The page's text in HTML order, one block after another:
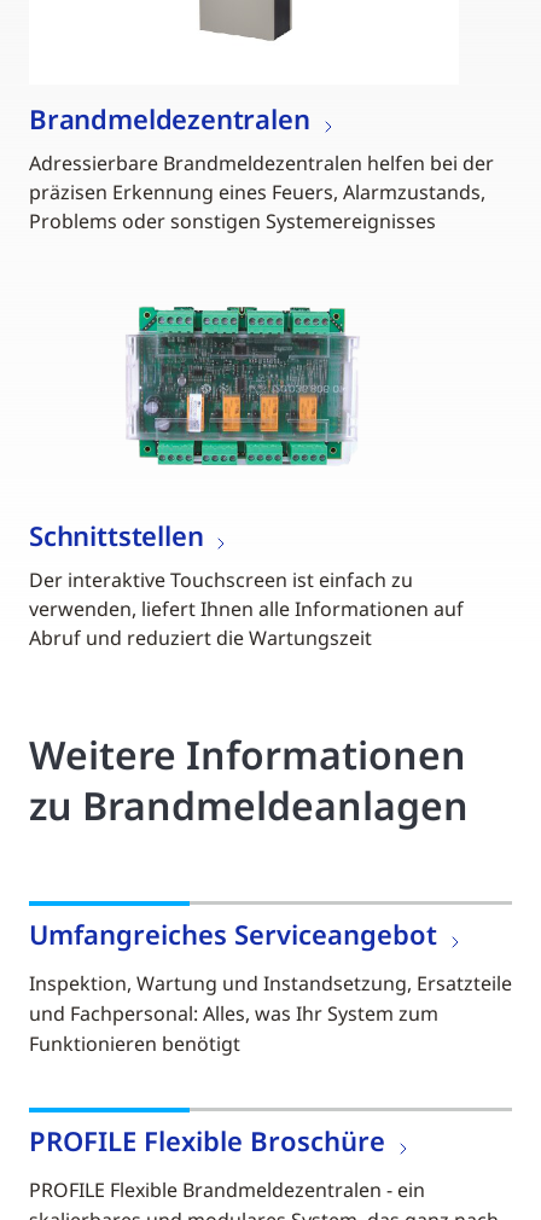
Brandmeldezentralen
Adressierbare Brandmeldezentralen helfen bei der
präzisen Erkennung eines Feuers, Alarmzustands,
Problems oder sonstigen Systemereignisses
Schnittstellen
Der interaktive Touchscreen ist einfach zu
verwenden, liefert Ihnen alle Informationen auf
Abruf und reduziert die Wartungszeit
Weitere Informationen
zu Brandmeldeanlagen
Umfangreiches Serviceangebot
Inspektion, Wartung und Instandsetzung, Ersatzteile
und Fachpersonal: Alles, was Ihr System zum
Funktionieren benötigt
PROFILE Flexible Broschüre
PROFILE Flexible Brandmeldezentralen - ein